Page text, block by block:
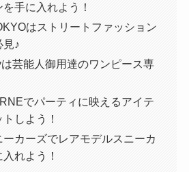
手に入れよう！
はストリートファッション
見♪
芸能人御用達のワンピース専
でパーティに映えるアイテ
しよう！
ーカーズでレアモデルスニーカ
れよう！